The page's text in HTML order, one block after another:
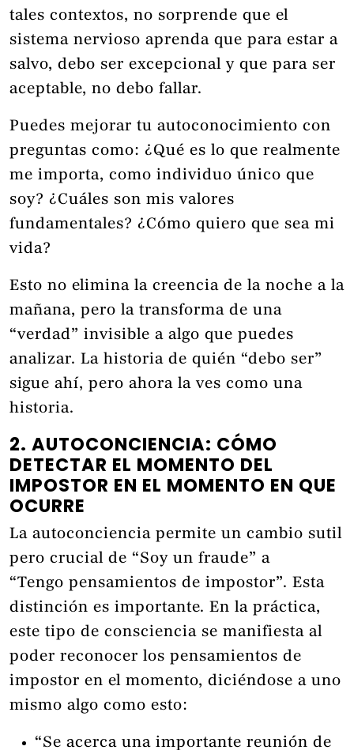
tales contextos, no sorprende que el
sistema nervioso aprenda que para estar a
salvo, debo ser excepcional y que para ser
aceptable, no debo fallar.
Puedes mejorar tu autoconocimiento con
preguntas como: ¿Qué es lo que realmente
me importa, como individuo único que
soy? ¿Cuáles son mis valores
fundamentales? ¿Cómo quiero que sea mi
vida?
Esto no elimina la creencia de la noche a la
mañana, pero la transforma de una
“verdad” invisible a algo que puedes
analizar. La historia de quién “debo ser”
sigue ahí, pero ahora la ves como una
historia.
2. AUTOCONCIENCIA: CÓMO
DETECTAR EL MOMENTO DEL
IMPOSTOR EN EL MOMENTO EN QUE
OCURRE
La autoconciencia permite un cambio sutil
pero crucial de “Soy un fraude” a
“Tengo pensamientos de impostor”. Esta
distinción es importante. En la práctica,
este tipo de consciencia se manifiesta al
poder reconocer los pensamientos de
impostor en el momento, diciéndose a uno
mismo algo como esto:
“Se acerca una importante reunión de